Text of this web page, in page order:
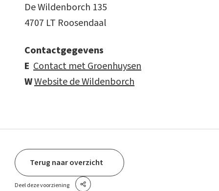
De Wildenborch 135
4707 LT Roosendaal
Contactgegevens
E Contact met Groenhuysen
WWebsite de Wildenborch
Terug naar overzicht
Deel deze voorziening